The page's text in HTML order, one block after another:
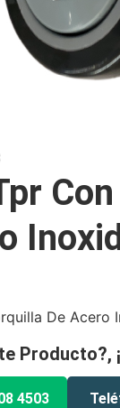
De Acero
Producto?,
4503